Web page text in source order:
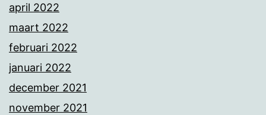
april 2022
maart 2022
februari 2022
januari 2022
december 2021
november 2021